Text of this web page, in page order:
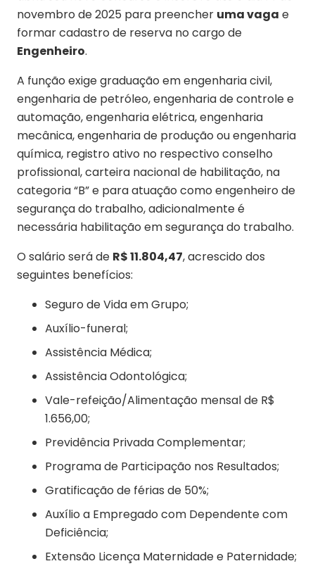
novembro de 2025 para preencher uma vaga e
formar cadastro de reserva no cargo de
Engenheiro.
A função exige graduação em engenharia civil,
engenharia de petróleo, engenharia de controle e
automação, engenharia elétrica, engenharia
mecânica, engenharia de produção ou engenharia
química, registro ativo no respectivo conselho
profissional, carteira nacional de habilitação, na
categoria “B” e para atuação como engenheiro de
segurança do trabalho, adicionalmente é
necessária habilitação em segurança do trabalho.
O salário será de R$ 11.804,47, acrescido dos
seguintes benefícios:
Seguro de Vida em Grupo;
Auxílio-funeral;
Assistência Médica;
Assistência Odontológica;
Vale-refeição/Alimentação mensal de R$
1.656,00;
Previdência Privada Complementar;
Programa de Participação nos Resultados;
Gratificação de férias de 50%;
Auxílio a Empregado com Dependente com
Deficiência;
Extensão Licença Maternidade e Paternidade;